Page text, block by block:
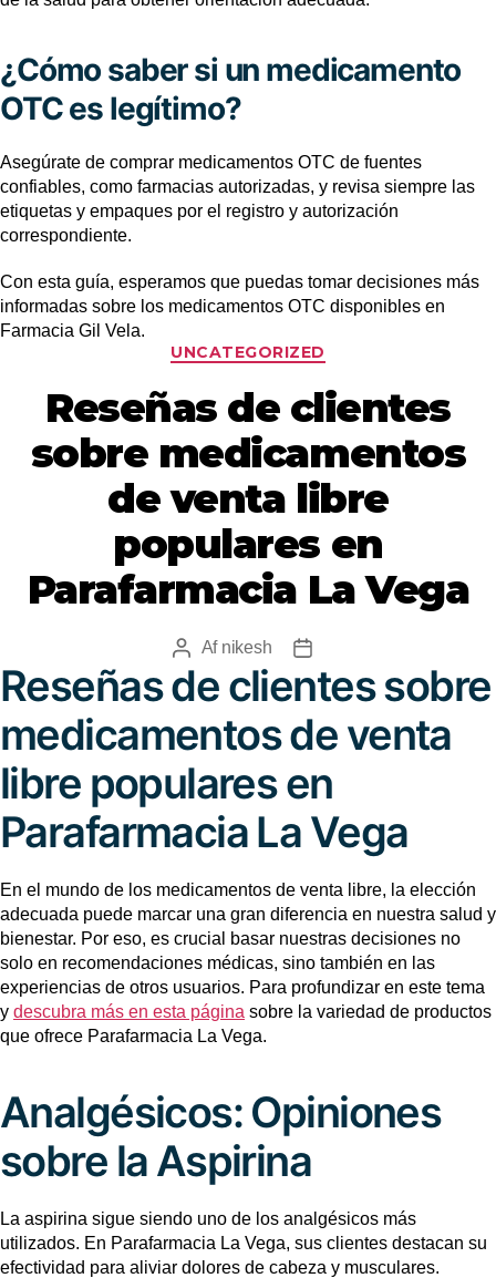
¿Cómo saber si un medicamento
OTC es legítimo?
Asegúrate de comprar medicamentos OTC de fuentes
confiables, como farmacias autorizadas, y revisa siempre las
etiquetas y empaques por el registro y autorización
correspondiente.
Con esta guía, esperamos que puedas tomar decisiones más
informadas sobre los medicamentos OTC disponibles en
Farmacia Gil Vela.
UNCATEGORIZED
Reseñas de clientes
sobre medicamentos
de venta libre
populares en
Parafarmacia La Vega
Af nikesh
Reseñas de clientes sobre
medicamentos de venta
libre populares en
Parafarmacia La Vega
En el mundo de los medicamentos de venta libre, la elección
adecuada puede marcar una gran diferencia en nuestra salud y
bienestar. Por eso, es crucial basar nuestras decisiones no
solo en recomendaciones médicas, sino también en las
experiencias de otros usuarios. Para profundizar en este tema
y descubra más en esta página sobre la variedad de productos
que ofrece Parafarmacia La Vega.
Analgésicos: Opiniones
sobre la Aspirina
La aspirina sigue siendo uno de los analgésicos más
utilizados. En Parafarmacia La Vega, sus clientes destacan su
efectividad para aliviar dolores de cabeza y musculares.